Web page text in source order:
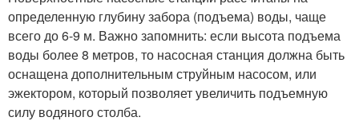
определенную глубину забора (подъема) воды, чаще
всего до 6-9 м. Важно запомнить: если высота подъема
воды более 8 метров, то насосная станция должна быть
оснащена дополнительным струйным насосом, или
эжектором, который позволяет увеличить подъемную
силу водяного столба.